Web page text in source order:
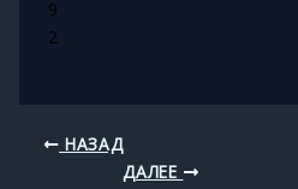
9
2
НАЗАД
ДАЛЕЕ